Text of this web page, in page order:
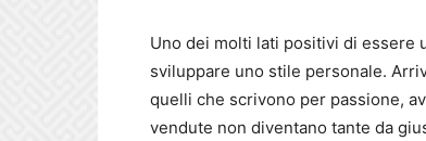
Uno dei molti lati positivi di essere
sviluppare uno stile personale.
quelli che scrivono per passione,
vendute non diventano tante da